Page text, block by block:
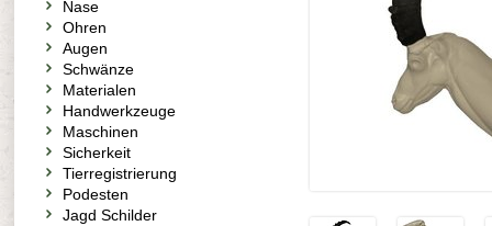
Nase
Ohren
Augen
Schwänze
Materialen
Handwerkzeuge
Maschinen
Sicherkeit
Tierregistrierung
Podesten
Jagd Schilder